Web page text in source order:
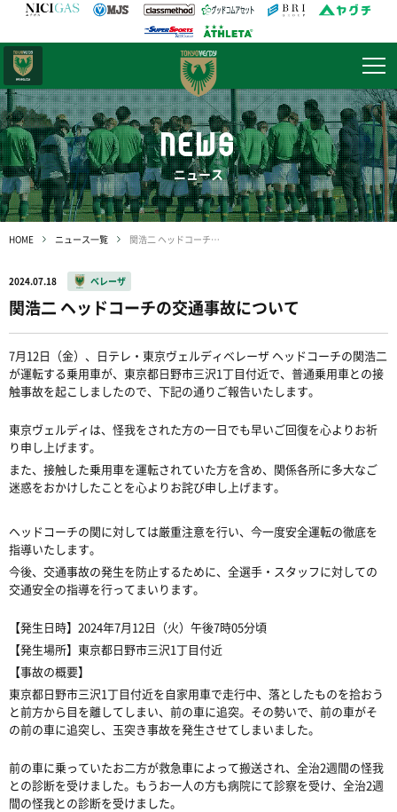
NEWS
ニュース
HOME ニュース一覧 関浩二 ヘッドコーチの交通事故について
2024.07.18 ベレーザ
関浩二 ヘッドコーチの交通事故について
7月12日（金）、日テレ・東京ヴェルディベレーザ ヘッドコーチの関浩二
が運転する乗用車が、東京都日野市三沢1丁目付近で、普通乗用車との接
触事故を起こしましたので、下記の通りご報告いたします。
東京ヴェルディは、怪我をされた方の一日でも早いご回復を心よりお祈
り申し上げます。
また、接触した乗用車を運転されていた方を含め、関係各所に多大なご
迷惑をおかけしたことを心よりお詫び申し上げます。
ヘッドコーチの関に対しては厳重注意を行い、今一度安全運転の徹底を
指導いたします。
今後、交通事故の発生を防止するために、全選手・スタッフに対しての
交通安全の指導を行ってまいります。
【発生日時】2024年7月12日（火）午後7時05分頃
【発生場所】東京都日野市三沢1丁目付近
【事故の概要】
東京都日野市三沢1丁目付近を自家用車で走行中、落としたものを拾おう
と前方から目を離してしまい、前の車に追突。 その勢いで、前の車がそ
の前の車に追突し、玉突き事故を発生させてしまいました。
前の車に乗っていたお二方が救急車によって搬送され、全治2週間の怪我
との診断を受けました。もうお一人の方も病院にて診察を受け、全治2週
間の怪我との診断を受けました。